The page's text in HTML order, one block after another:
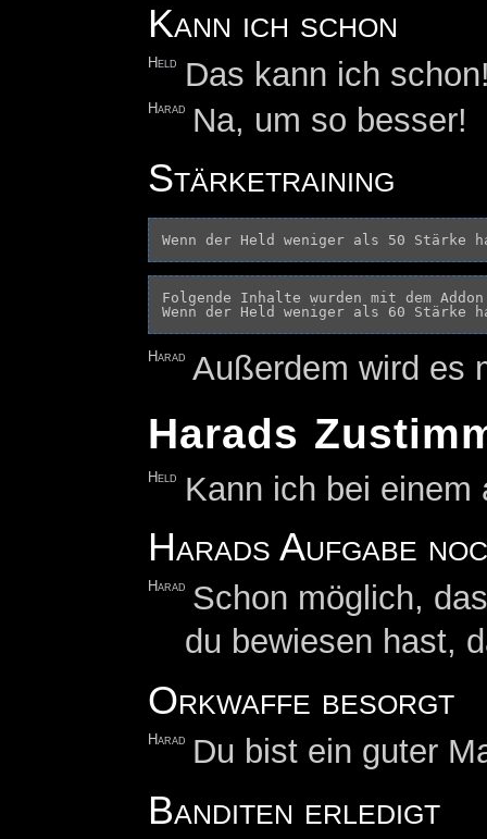
Kann ich schon
Held Das kann ich
Harad Na, um so besser!
Stärketraining
Folgende Inhalte wurden mit dem
Harad Außerdem wird es
Harads
Held Kann ich bei einem
Harads Aufgabe
Harad Schon möglich,
du bewiesen hast,
Orkwaffe besorgt
Harad Du bist ein guter
Banditen erledigt